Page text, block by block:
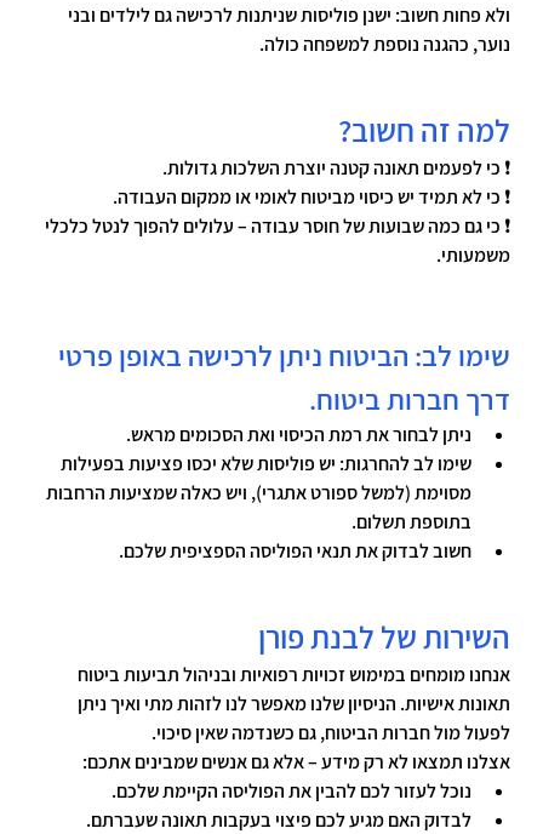
ולא פחות חשוב: ישנן פוליסות שניתנות לרכישה גם לילדים ובני
נוער, כהגנה נוספת למשפחה כולה.
למה זה חשוב?
❗ כי לפעמים תאונה קטנה יוצרת השלכות גדולות.
❗ כי לא תמיד יש כיסוי מביטוח לאומי או ממקום העבודה.
❗ כי גם כמה שבועות של חוסר עבודה – עלולים להפוך לנטל כלכלי
משמעותי.
שימו לב: הביטוח ניתן לרכישה באופן פרטי
דרך חברות ביטוח.
ניתן לבחור את רמת הכיסוי ואת הסכומים מראש.
שימו לב להחרגות: יש פוליסות שלא יכסו פציעות בפעילות
מסוימת (למשל ספורט אתגרי), ויש כאלה שמציעות הרחבות
בתוספת תשלום.
חשוב לבדוק את תנאי הפוליסה הספציפית שלכם.
השירות של לבנת פורן
אנחנו מומחים במימוש זכויות רפואיות ובניהול תביעות ביטוח
תאונות אישיות. הניסיון שלנו מאפשר לנו לזהות מתי ואיך ניתן
לפעול מול חברות הביטוח, גם כשנדמה שאין סיכוי.
אצלנו תמצאו לא רק מידע – אלא גם אנשים שמבינים אתכם:
נוכל לעזור לכם להבין את הפוליסה הקיימת שלכם.
לבדוק האם מגיע לכם פיצוי בעקבות תאונה שעברתם.